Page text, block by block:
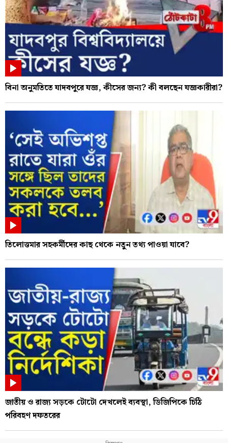
বিনা অনুমতিতে যাদবপুরে যজ্ঞ, কীসের জন্য? কী বলছেন যজ্ঞকারীরা?
তিলোত্তমার সহকর্মীদের কাছ থেকে নতুন তথ্য পাওয়া যাবে?
জাতীয় ও রাজ্য সড়কে টোটো দেখলেই ব্যবস্থা, ডিজিপিকে চিঠি
পরিবহণ দফতরের